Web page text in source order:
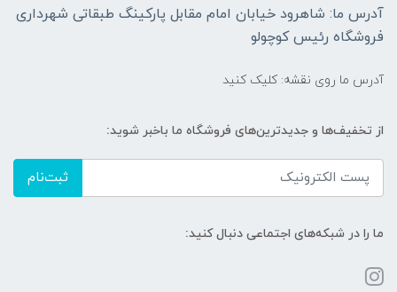
آدرس ما: شاهرود خیابان امام مقابل پارکینگ طبقاتی شهرداری
فروشگاه رئیس کوچولو
آدرس ما روی نقشه: کلیک کنید
از تخفیف‌ها و جدیدترین‌های فروشگاه ما باخبر شوید:
ثبت‌نام
ما را در شبکه‌های اجتماعی دنبال کنید: